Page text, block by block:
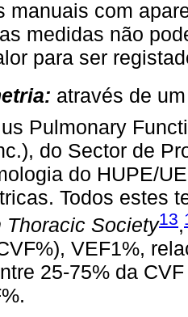
manuais com
medidas não
para ser
através de
Pulmonary
do Sector de
do HUPE/
Todos estes
Thoracic Society13,
VEF1%,
25-75% da